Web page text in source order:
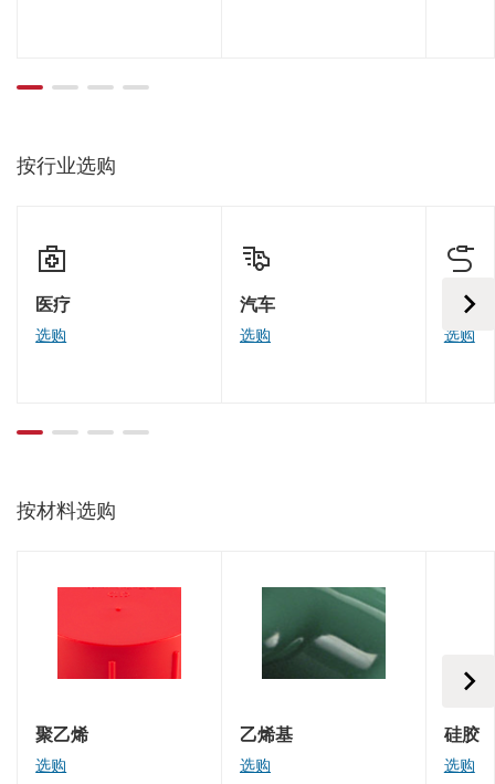
按行业选购
医疗
选购
汽车
选购
电子
选购
按材料选购
聚乙烯
选购
乙烯基
选购
硅胶
选购